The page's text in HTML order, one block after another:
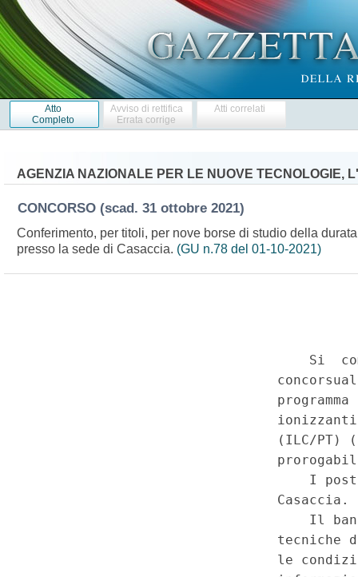
Atto
Completo
Avviso di rettifica
Errata corrige
Atti correlati
AGENZIA NAZIONALE PER LE NUOVE TECNOLOGIE,
CONCORSO (scad. 31 ottobre 2021)
Conferimento, per titoli, per nove borse di studio della
presso la sede di Casaccia. (GU n.78 del 01-10-2021)